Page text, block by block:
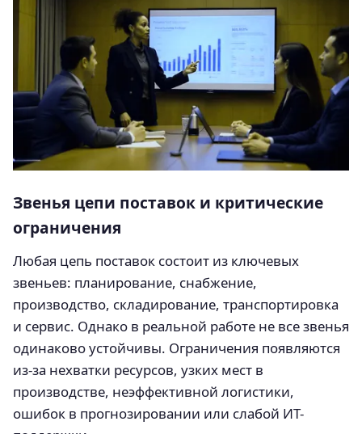
Звенья цепи поставок и критические
ограничения
Любая цепь поставок состоит из ключевых
звеньев: планирование, снабжение,
производство, складирование, транспортировка
и сервис. Однако в реальной работе не все звенья
одинаково устойчивы. Ограничения появляются
из‑за нехватки ресурсов, узких мест в
производстве, неэффективной логистики,
ошибок в прогнозировании или слабой ИТ-